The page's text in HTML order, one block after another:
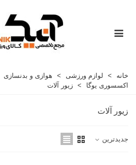
خانه > لوازم ورزشی > هوازی و بدنسازی
اکسسوری یوگا
> زیور آلات
زیور آلات
جدیدترین